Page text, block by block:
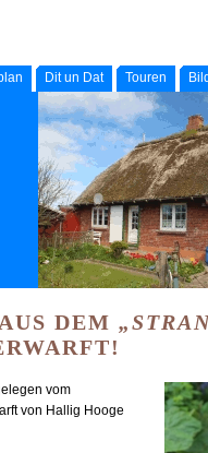
Dit un Dat Touren
DEM
vom
von Hallig Hooge